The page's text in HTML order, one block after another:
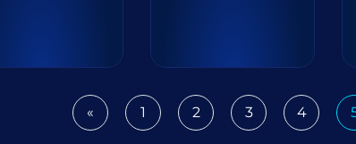
«Previous1 2 3 4